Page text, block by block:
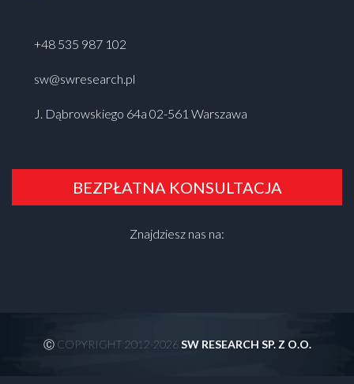
+48 535 987 102
sw@swresearch.pl
J. Dąbrowskiego 64a 02-561 Warszawa
BEZPŁATNA KONSULTACJA
Znajdziesz nas na:
Ⓒ COPYRIGHT 2012-2026SW RESEARCH SP. Z O.O.